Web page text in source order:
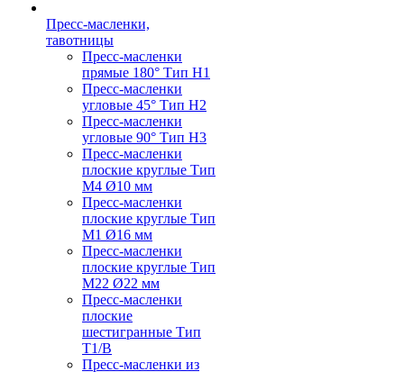
Пресс-масленки,
тавотницы
Пресс-масленки
прямые 180° Тип H1
Пресс-масленки
угловые 45° Тип H2
Пресс-масленки
угловые 90° Тип H3
Пресс-масленки
плоские круглые Тип
M4 Ø10 мм
Пресс-масленки
плоские круглые Тип
M1 Ø16 мм
Пресс-масленки
плоские круглые Тип
M22 Ø22 мм
Пресс-масленки
плоские
шестигранные Тип
T1/B
Пресс-масленки из